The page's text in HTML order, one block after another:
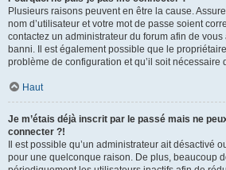
Plusieurs raisons peuvent en être la cause.
nom d’utilisateur et votre mot de passe soient
contactez un administrateur du forum afin de
banni. Il est également possible que le
problème de configuration et qu’il soit nécessaire
Haut
Je m’étais déjà inscrit par le passé mais ne
connecter ?!
Il est possible qu’un administrateur ait désactivé
pour une quelconque raison. De plus, beaucoup